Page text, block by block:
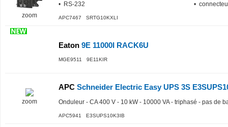
zoom
• RS-232
•
APC7467 SRTG10KXLI
Eaton 9E 11000I RACK6U
MGE9511 9E11KIR
zoom
APC Schneider Electric Easy UPS 3S
Onduleur - CA 400 V - 10 kW - 10000 VA - triphasé - pas de
APC5941 E3SUPS10K3IB